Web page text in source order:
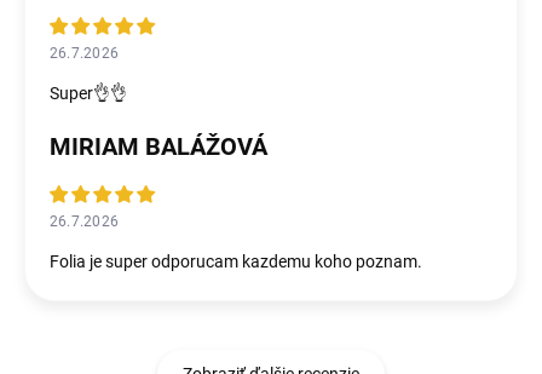
26.7.2026
Super👌👌
MIRIAM BALÁŽOVÁ
26.7.2026
Folia je super odporucam kazdemu koho poznam.